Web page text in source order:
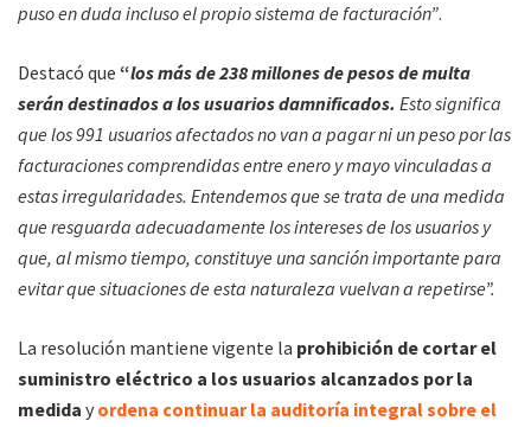
puso en duda incluso el propio sistema de facturación”.
Destacó que “los más de 238 millones de pesos de multa
serán destinados a los usuarios damnificados. Esto significa
que los 991 usuarios afectados no van a pagar ni un peso por las
facturaciones comprendidas entre enero y mayo vinculadas a
estas irregularidades. Entendemos que se trata de una medida
que resguarda adecuadamente los intereses de los usuarios y
que, al mismo tiempo, constituye una sanción importante para
evitar que situaciones de esta naturaleza vuelvan a repetirse”.
La resolución mantiene vigente la prohibición de cortar el
suministro eléctrico a los usuarios alcanzados por la
medida y ordena continuar la auditoría integral sobre el